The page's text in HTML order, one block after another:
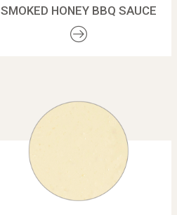
SMOKED HONEY BBQ SAUCE